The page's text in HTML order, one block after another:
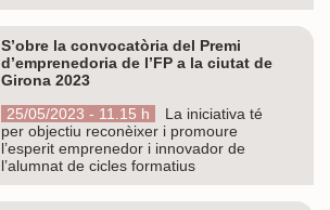
S’obre la convocatòria del Premi
d’emprenedoria de l’FP a la ciutat de
Girona 2023
25/05/2023 - 11.15 h
La iniciativa té
per objectiu reconèixer i promoure
l’esperit emprenedor i innovador de
l’alumnat de cicles formatius